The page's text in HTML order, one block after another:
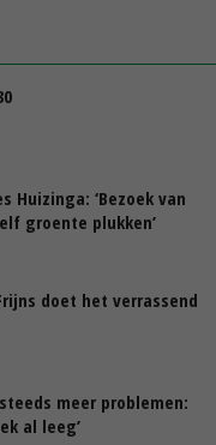
Huizinga: ‘Bezoek van
groente plukken’
doet het verrassend
meer problemen:
al leeg’